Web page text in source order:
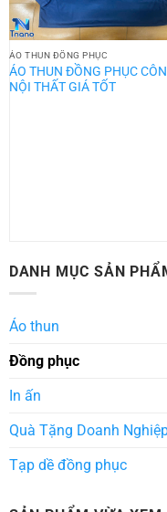
ÁO THUN ĐỒNG PHỤC
ÁO THUN ĐỒNG PHỤC
NỘI THẤT GIÁ TỐT
DANH MỤC SẢN
Áo thun
Đồng phục
In ấn
Quà Tặng Doanh
Tạp dề đồng phục